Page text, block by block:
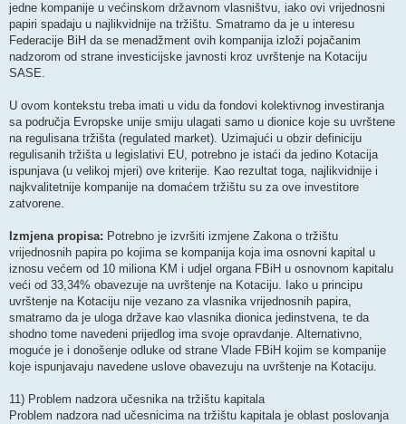
jedne kompanije u većinskom državnom vlasništvu, iako ovi vrijednosni
papiri spadaju u najlikvidnije na tržištu. Smatramo da je u interesu
Federacije BiH da se menadžment ovih kompanija izloži pojačanim
nadzorom od strane investicijske javnosti kroz uvrštenje na Kotaciju
SASE.
U ovom kontekstu treba imati u vidu da fondovi kolektivnog investiranja
sa područja Evropske unije smiju ulagati samo u dionice koje su uvrštene
na regulisana tržišta (regulated market). Uzimajući u obzir definiciju
regulisanih tržišta u legislativi EU, potrebno je istaći da jedino Kotacija
ispunjava (u velikoj mjeri) ove kriterije. Kao rezultat toga, najlikvidnije i
najkvalitetnije kompanije na domaćem tržištu su za ove investitore
zatvorene.
Izmjena propisa: Potrebno je izvršiti izmjene Zakona o tržištu
vrijednosnih papira po kojima se kompanija koja ima osnovni kapital u
iznosu većem od 10 miliona KM i udjel organa FBiH u osnovnom kapitalu
veći od 33,34% obavezuje na uvrštenje na Kotaciju. Iako u principu
uvrštenje na Kotaciju nije vezano za vlasnika vrijednosnih papira,
smatramo da je uloga države kao vlasnika dionica jedinstvena, te da
shodno tome navedeni prijedlog ima svoje opravdanje. Alternativno,
moguće je i donošenje odluke od strane Vlade FBiH kojim se kompanije
koje ispunjavaju navedene uslove obavezuju na uvrštenje na Kotaciju.
11) Problem nadzora učesnika na tržištu kapitala
Problem nadzora nad učesnicima na tržištu kapitala je oblast poslovanja